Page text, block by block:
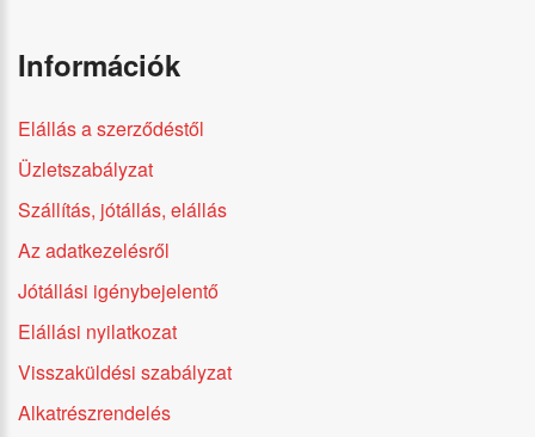
Információk
Elállás a szerződéstől
Üzletszabályzat
Szállítás, jótállás, elállás
Az adatkezelésről
Jótállási igénybejelentő
Elállási nyilatkozat
Visszaküldési szabályzat
Alkatrészrendelés